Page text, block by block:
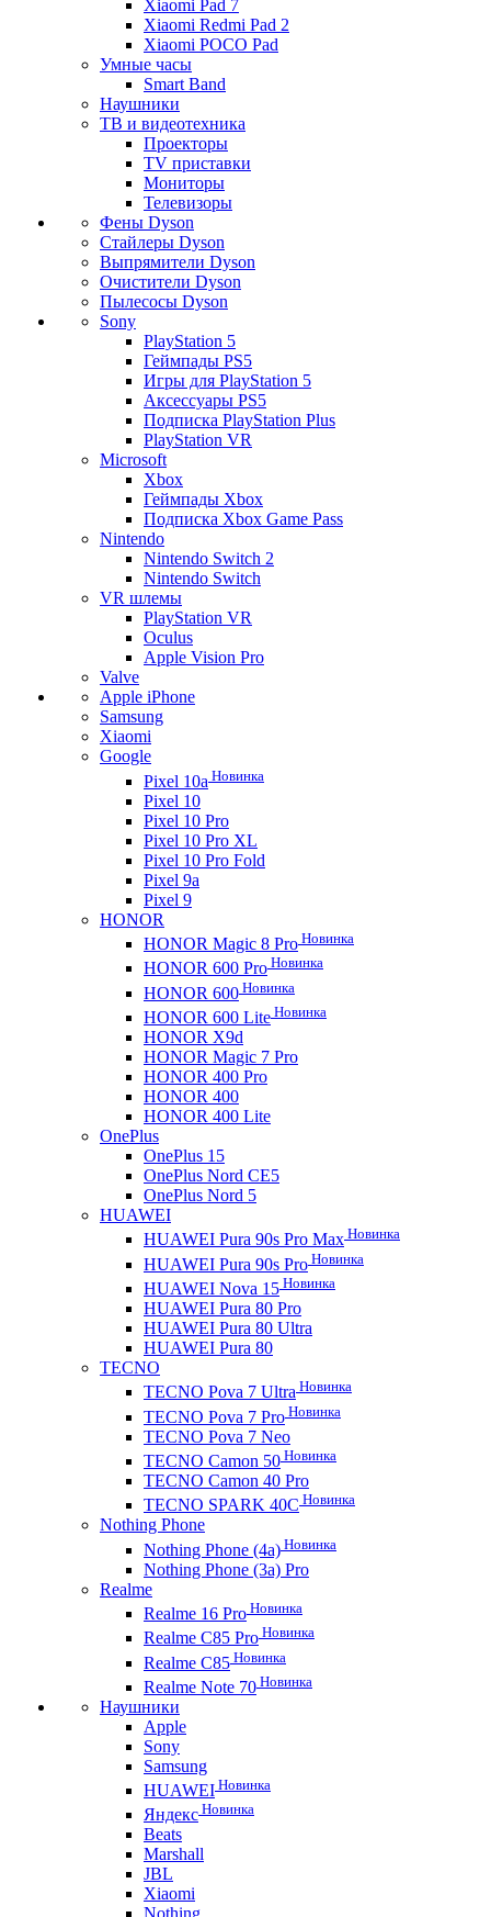
Xiaomi Pad 7
Xiaomi Redmi Pad 2
Xiaomi POCO Pad
Умные часы
Smart Band
Наушники
ТВ и видеотехника
Проекторы
TV приставки
Мониторы
Телевизоры
Фены Dyson
Стайлеры Dyson
Выпрямители Dyson
Очистители Dyson
Пылесосы Dyson
Sony
PlayStation 5
Геймпады PS5
Игры для PlayStation 5
Аксессуары PS5
Подписка PlayStation Plus
PlayStation VR
Microsoft
Xbox
Геймпады Xbox
Подписка Xbox Game Pass
Nintendo
Nintendo Switch 2
Nintendo Switch
VR шлемы
PlayStation VR
Oculus
Apple Vision Pro
Valve
Apple iPhone
Samsung
Xiaomi
Google
Pixel 10a Новинка
Pixel 10
Pixel 10 Pro
Pixel 10 Pro XL
Pixel 10 Pro Fold
Pixel 9a
Pixel 9
HONOR
HONOR Magic 8 Pro Новинка
HONOR 600 Pro Новинка
HONOR 600 Новинка
HONOR 600 Lite Новинка
HONOR X9d
HONOR Magic 7 Pro
HONOR 400 Pro
HONOR 400
HONOR 400 Lite
OnePlus
OnePlus 15
OnePlus Nord CE5
OnePlus Nord 5
HUAWEI
HUAWEI Pura 90s Pro Max Новинка
HUAWEI Pura 90s Pro Новинка
HUAWEI Nova 15 Новинка
HUAWEI Pura 80 Pro
HUAWEI Pura 80 Ultra
HUAWEI Pura 80
TECNO
TECNO Pova 7 Ultra Новинка
TECNO Pova 7 Pro Новинка
TECNO Pova 7 Neo
TECNO Camon 50 Новинка
TECNO Camon 40 Pro
TECNO SPARK 40C Новинка
Nothing Phone
Nothing Phone (4a) Новинка
Nothing Phone (3a) Pro
Realme
Realme 16 Pro Новинка
Realme C85 Pro Новинка
Realme C85 Новинка
Realme Note 70 Новинка
Наушники
Apple
Sony
Samsung
HUAWEI Новинка
Яндекс Новинка
Beats
Marshall
JBL
Xiaomi